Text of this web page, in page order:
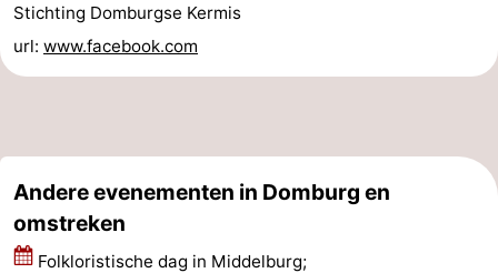
Oranjezon
Oostkapelle
-
Mantelingen
Zoutelande
-
Natuur
-
Stichting Domburgse Kermis
url: www.facebook.com
Andere evenementen in Domburg en
omstreken
Folkloristische dag in Middelburg;